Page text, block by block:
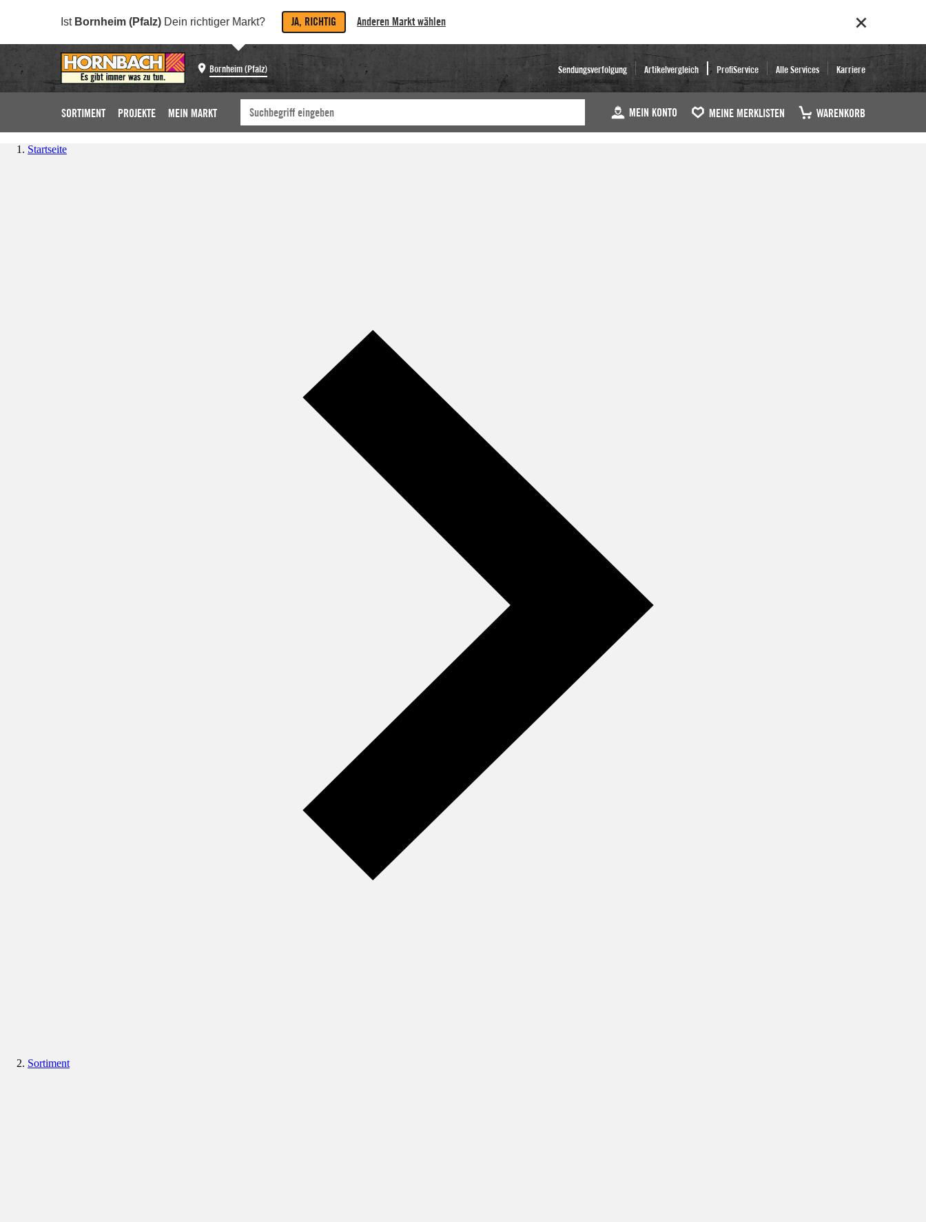
Ist Bornheim (Pfalz) Dein richtiger Markt? JA, RICHTIG Anderen Markt wählen
Bornheim (Pfalz) Sendungsverfolgung Artikelvergleich ProfiService Alle Services Karriere
SORTIMENT PROJEKTE MEIN MARKT MEIN KONTO MEINE MERKLISTEN WARENKORB
Startseite
Sortiment